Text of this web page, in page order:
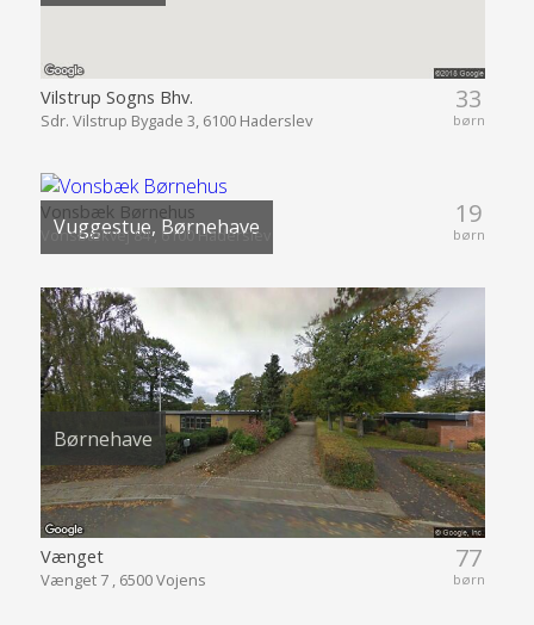
33
børn
Vilstrup Sogns Bhv.
Sdr. Vilstrup Bygade 3, 6100 Haderslev
Vuggestue, Børnehave 19
børn
Vonsbæk Børnehus
Vonsbækvej 84 , 6100 Haderslev
Børnehave
77
børn
Vænget
Vænget 7 , 6500 Vojens